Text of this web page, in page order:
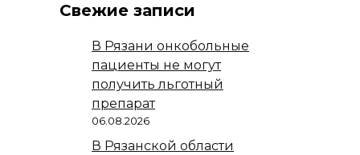
Свежие записи
В Рязани онкобольные
пациенты не могут
получить льготный
препарат
06.08.2026
В Рязанской области